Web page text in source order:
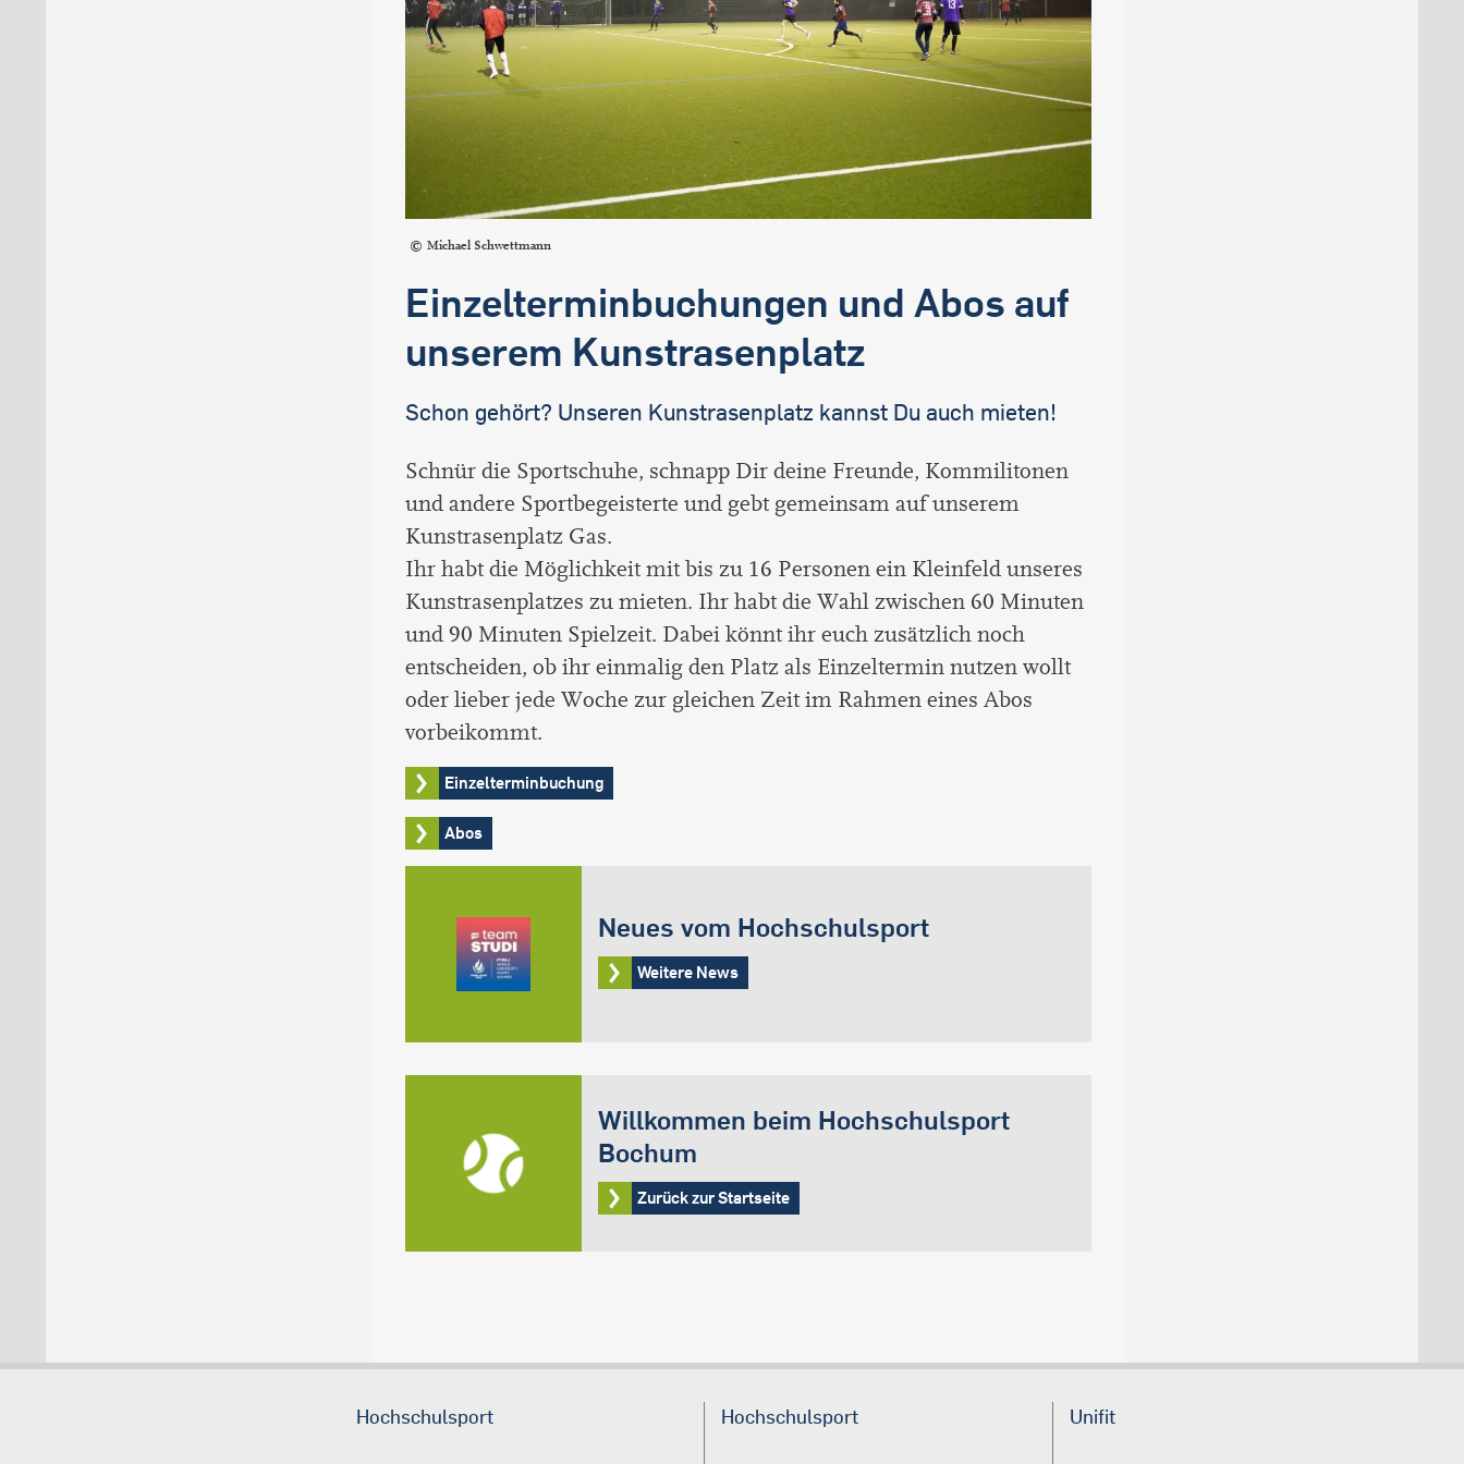
Michael Schwettmann
Einzelterminbuchungen und Abos auf
unserem Kunstrasenplatz
Schon gehört? Unseren Kunstrasenplatz kannst Du auch mieten!
Schnür die Sportschuhe, schnapp Dir deine Freunde, Kommilitonen
und andere Sportbegeisterte und gebt gemeinsam auf unserem
Kunstrasenplatz Gas.
Ihr habt die Möglichkeit mit bis zu 16 Personen ein Kleinfeld unseres
Kunstrasenplatzes zu mieten. Ihr habt die Wahl zwischen 60 Minuten
und 90 Minuten Spielzeit. Dabei könnt ihr euch zusätzlich noch
entscheiden, ob ihr einmalig den Platz als Einzeltermin nutzen wollt
oder lieber jede Woche zur gleichen Zeit im Rahmen eines Abos
vorbeikommt.
Einzelterminbuchung
Abos
Neues vom Hochschulsport
Weitere News
Willkommen beim Hochschulsport
Bochum
Zurück zur Startseite
Hochschulsport Hochschulsport Unifit